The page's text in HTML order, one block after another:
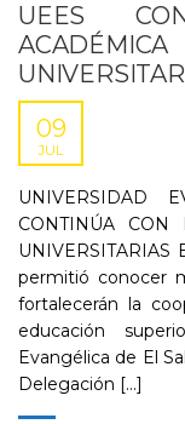
UEES
09
JUL
UNIVERSIDAD
CONTINÚA CON
UNIVERSITARIAS
permitió conocer
fortalecerán la
educación
Evangélica de El
Delegación [...]